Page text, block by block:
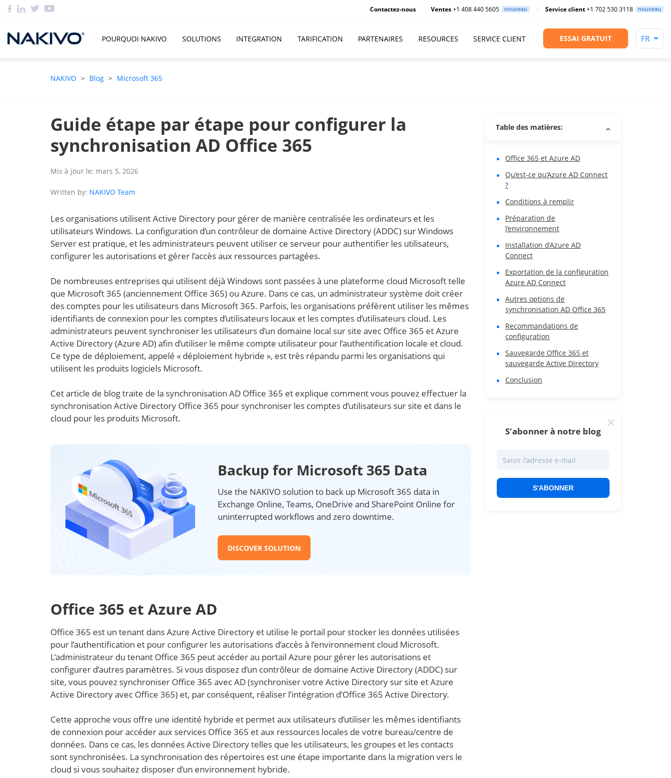
Contactez-nous Ventes+1 408 440 5605 nouveau Service client+1 702 530 3118 nouveau
POURQUOI NAKIVO SOLUTIONS INTEGRATION TARIFICATION PARTENAIRES RESOURCES SERVICE CLIENT ESSAI GRATUIT
NAKIVO > Blog > Microsoft 365
Guide étape par étape pour configurer la
synchronisation AD Office 365
Mis à jour le: mars 5, 2026
Written by: NAKIVO Team
Les organisations utilisent Active Directory pour gérer de manière centralisée les ordinateurs et les
utilisateurs Windows. La configuration d’un contrôleur de domaine Active Directory (ADDC) sur Windows
Server est pratique, et les administrateurs peuvent utiliser ce serveur pour authentifier les utilisateurs,
configurer les autorisations et gérer l’accès aux ressources partagées.
De nombreuses entreprises qui utilisent déjà Windows sont passées à une plateforme cloud Microsoft telle
que Microsoft 365 (anciennement Office 365) ou Azure. Dans ce cas, un administrateur système doit créer
des comptes pour les utilisateurs dans Microsoft 365. Parfois, les organisations préfèrent utiliser les mêmes
identifiants de connexion pour les comptes d’utilisateurs locaux et les comptes d’utilisateurs cloud. Les
administrateurs peuvent synchroniser les utilisateurs d’un domaine local sur site avec Office 365 et Azure
Active Directory (Azure AD) afin d’utiliser le même compte utilisateur pour l’authentification locale et cloud.
Ce type de déploiement, appelé « déploiement hybride », est très répandu parmi les organisations qui
utilisent les produits logiciels Microsoft.
Cet article de blog traite de la synchronisation AD Office 365 et explique comment vous pouvez effectuer la
synchronisation Active Directory Office 365 pour synchroniser les comptes d’utilisateurs sur site et dans le
cloud pour les produits Microsoft.
Backup for Microsoft 365 Data
Use the NAKIVO solution to back up Microsoft 365 data in
Exchange Online, Teams, OneDrive and SharePoint Online for
uninterrupted workflows and zero downtime.
DISCOVER SOLUTION
Office 365 et Azure AD
Office 365 est un tenant dans Azure Active Directory et utilise le portail pour stocker les données utilisées
pour l’authentification et pour configurer les autorisations d’accès à l’environnement cloud Microsoft.
L’administrateur du tenant Office 365 peut accéder au portail Azure pour gérer les autorisations et
configurer d’autres paramètres. Si vous disposez d’un contrôleur de domaine Active Directory (ADDC) sur
site, vous pouvez synchroniser Office 365 avec AD (synchroniser votre Active Directory sur site et Azure
Active Directory avec Office 365) et, par conséquent, réaliser l’intégration d’Office 365 Active Directory.
Cette approche vous offre une identité hybride et permet aux utilisateurs d’utiliser les mêmes identifiants
de connexion pour accéder aux services Office 365 et aux ressources locales de votre bureau/centre de
données. Dans ce cas, les données Active Directory telles que les utilisateurs, les groupes et les contacts
sont synchronisées. La synchronisation des répertoires est une étape importante dans la migration vers le
cloud si vous souhaitez disposer d’un environnement hybride.
Table des matières:
Office 365 et Azure AD
Qu’est-ce qu’Azure AD Connect
?
Conditions à remplir
Préparation de
l’environnement
Installation d’Azure AD
Connect
Exportation de la configuration
Azure AD Connect
Autres options de
synchronisation AD Office 365
Recommandations de
configuration
Sauvegarde Office 365 et
sauvegarde Active Directory
Conclusion
S'abonner à notre blog
S'ABONNER